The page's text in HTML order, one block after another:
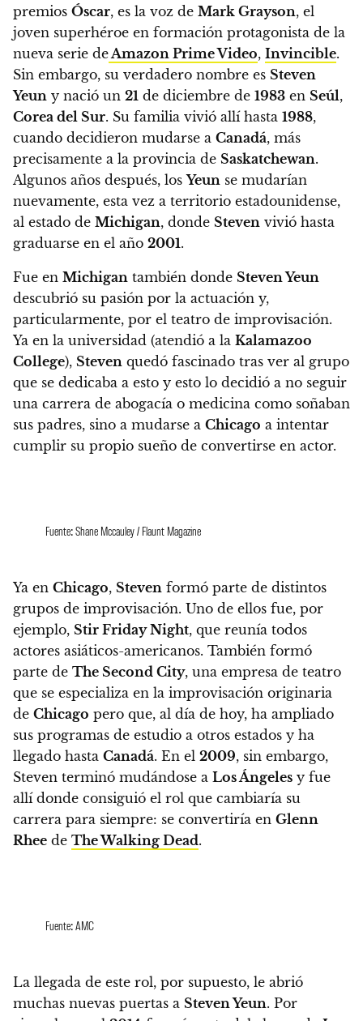
premios Óscar, es la voz de Mark Grayson, el
joven superhéroe en formación protagonista de la
nueva serie deAmazon Prime Video, Invincible.
Sin embargo, su verdadero nombre es Steven
Yeun y nació un 21 de diciembre de 1983 en Seúl,
Corea del Sur. Su familia vivió allí hasta 1988,
cuando decidieron mudarse a Canadá, más
precisamente a la provincia de Saskatchewan.
Algunos años después, losYeun se mudarían
nuevamente, esta vez a territorio estadounidense,
al estado de Michigan, donde Steven vivió hasta
graduarse en el año 2001.
Fue en Michigan también donde Steven Yeun
descubrió su pasión por la actuación y,
particularmente, por el teatro de improvisación.
Ya en la universidad (atendió a la Kalamazoo
College), Steven quedó fascinado tras ver al grupo
que se dedicaba a esto y esto lo decidió a no seguir
una carrera de abogacía o medicina como soñaban
sus padres, sino a mudarse a Chicago a intentar
cumplir su propio sueño de convertirse en actor.
Fuente: Shane Mccauley / Flaunt Magazine
Ya en Chicago, Steven formó parte de distintos
grupos de improvisación. Uno de ellos fue, por
ejemplo, Stir Friday Night, que reunía todos
actores asiáticos-americanos. También formó
parte de The Second City, una empresa de teatro
que se especializa en la improvisación originaria
de Chicago pero que, al día de hoy, ha ampliado
sus programas de estudio a otros estados y ha
llegado hasta Canadá. En el 2009, sin embargo,
Steven terminó mudándose a Los Ángeles y fue
allí donde consiguió el rol que cambiaría su
carrera para siempre: se convertiría en Glenn
Rhee de The Walking Dead.
Fuente: AMC
La llegada de este rol, por supuesto, le abrió
muchas nuevas puertas a Steven Yeun. Por